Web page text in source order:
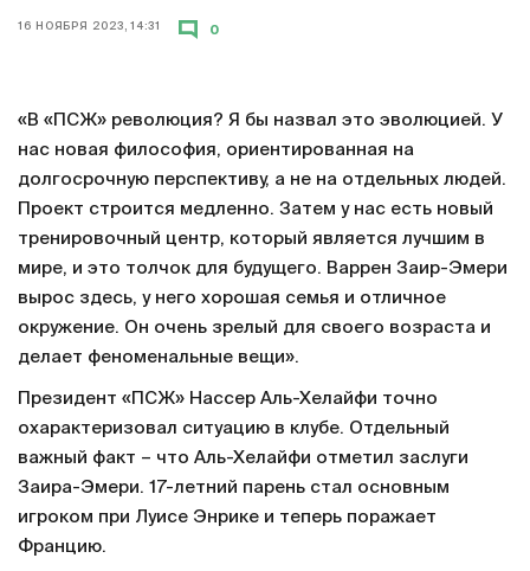
16 НОЯБРЯ 2023, 14:31 0
«В «ПСЖ» революция? Я бы назвал это эволюцией. У
нас новая философия, ориентированная на
долгосрочную перспективу, а не на отдельных людей.
Проект строится медленно. Затем у нас есть новый
тренировочный центр, который является лучшим в
мире, и это толчок для будущего. Варрен Заир-Эмери
вырос здесь, у него хорошая семья и отличное
окружение. Он очень зрелый для своего возраста и
делает феноменальные вещи».
Президент «ПСЖ» Нассер Аль-Хелайфи точно
охарактеризовал ситуацию в клубе. Отдельный
важный факт – что Аль-Хелайфи отметил заслуги
Заира-Эмери. 17-летний парень стал основным
игроком при Луисе Энрике и теперь поражает
Францию.